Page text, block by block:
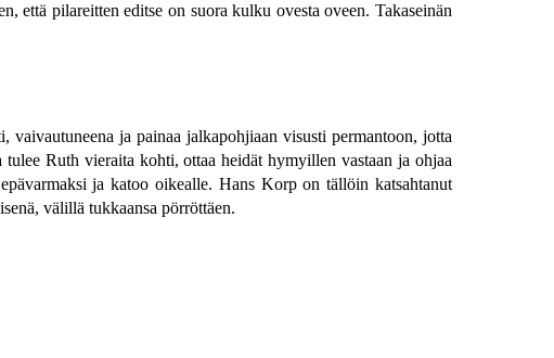
että pilareitten editse on suora kulku ovesta oveen. Takaseinän
ja painaa jalkapohjiaan visusti permantoon, jotta
Ruth vieraita kohti, ottaa heidät hymyillen vastaan ja ohjaa
ja katoo oikealle. Hans Korp on tällöin katsahtanut
välillä tukkaansa pörröttäen.